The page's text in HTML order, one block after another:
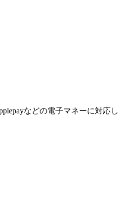
などの電子マネーに対応し